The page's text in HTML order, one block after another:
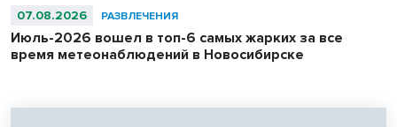
07.08.2026 РАЗВЛЕЧЕНИЯ
Июль-2026 вошел в топ-6 самых жарких за все
время метеонаблюдений в Новосибирске